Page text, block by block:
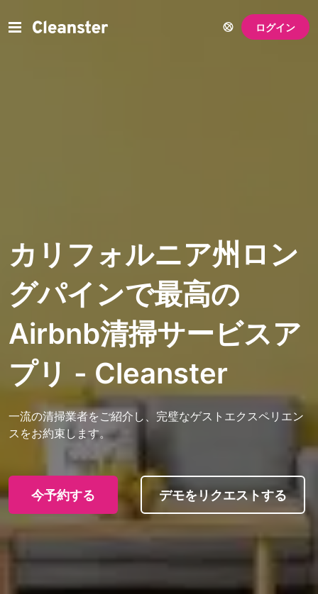
ログイン
カリフォルニア州ロン
グパインで最高の
Airbnb清掃サービスア
プリ - Cleanster
一流の清掃業者をご紹介し、完璧なゲストエクスペリエン
スをお約束します。
今予約する デモをリクエストする